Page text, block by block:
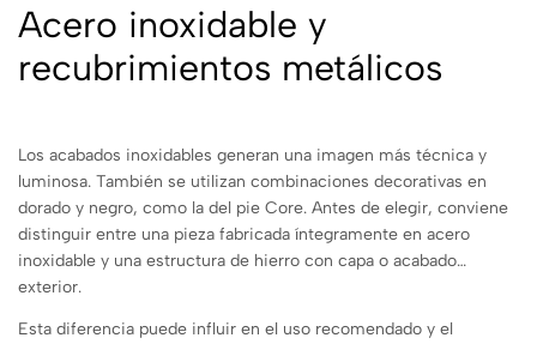
Acero inoxidable y
recubrimientos metálicos
Los acabados inoxidables generan una imagen más técnica y
luminosa. También se utilizan combinaciones decorativas en
dorado y negro, como la del pie Core. Antes de elegir, conviene
distinguir entre una pieza fabricada íntegramente en acero
inoxidable y una estructura de hierro con capa o acabado
exterior.
Esta diferencia puede influir en el uso recomendado y el